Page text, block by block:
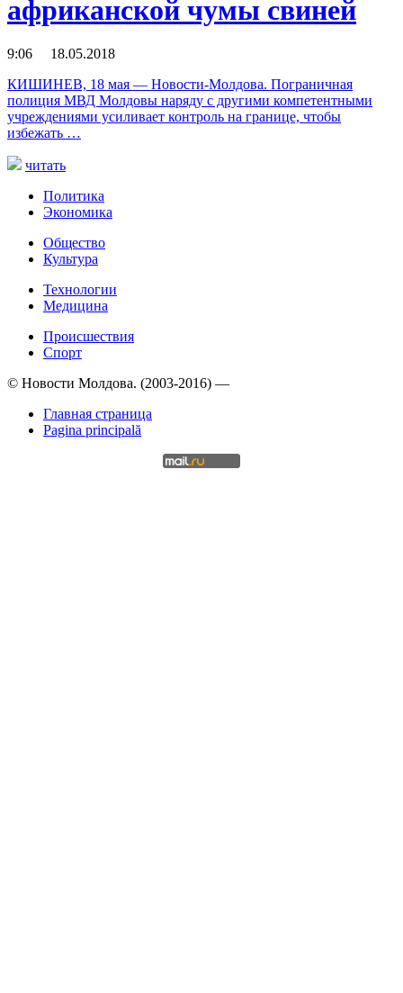
африканской чумы свиней
9:06 18.05.2018
КИШИНЕВ, 18 мая — Новости-Молдова. Пограничная
полиция МВД Молдовы наряду с другими компетентными
учреждениями усиливает контроль на границе, чтобы
избежать …
читать
Политика
Экономика
Общество
Культура
Технологии
Медицина
Происшествия
Спорт
© Новости Молдова. (2003-2016) —
Главная страница
Pagina principală